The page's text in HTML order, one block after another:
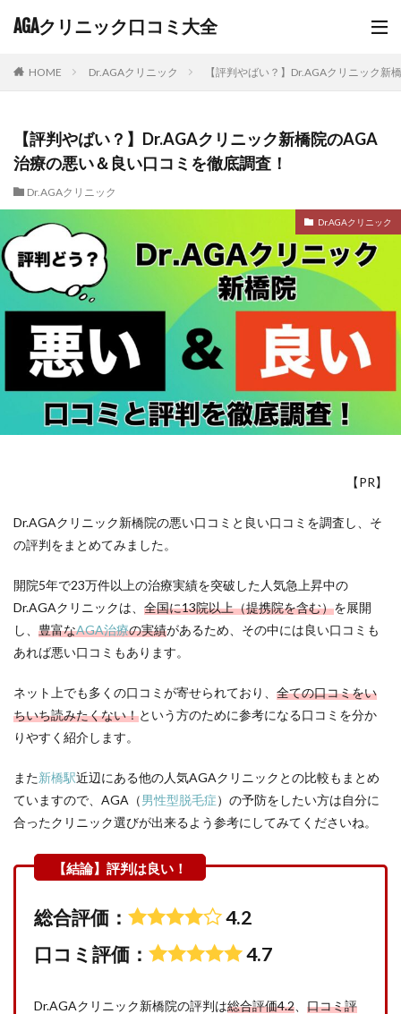
AGAクリニック口コミ大全
HOME Dr.AGAクリニック 【評判やばい？】Dr.AGAクリニック
【評判やばい？】Dr.AGAクリニック新橋院のAGA
治療の悪い＆良い口コミを徹底調査！
Dr.AGAクリニック
Dr.AGAクリニック
【PR】
Dr.AGAクリニック新橋院の悪い口コミと良い口コミを調査し、そ
の評判をまとめてみました。
開院5年で23万件以上の治療実績を突破した人気急上昇中の
Dr.AGAクリニックは、 全国に13院以上（提携院を含む）を展開
し、 豊富なAGA治療の実績があるため、その中には良い口コミも
あれば悪い口コミもあります。
ネット上でも多くの口コミが寄せられており、 全ての口コミをい
ちいち読みたくない！という方のために参考になる口コミを分か
りやすく紹介します。
また新橋駅近辺にある他の人気AGAクリニックとの比較もまとめ
ていますので、AGA（男性型脱毛症）の予防をしたい方は自分に
合ったクリニック選びが出来るよう参考にしてみてくださいね。
総合評価：
4.2
口コミ評価：
4.7
Dr.AGAクリニック新橋院の評判は総合評価4.2
口コミ評